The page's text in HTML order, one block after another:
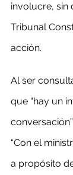
involucre, sin
Tribunal
acción.
Al ser
que “hay un
“Con el
a propósito